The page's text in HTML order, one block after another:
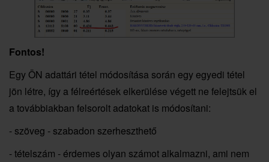
Fontos!
Egy ÖN adattári tétel módosítása során egy egyedi tétel
jön létre, így a félreértések elkerülése végett ne felejtsük el
a továbbiakban felsorolt adatokat is módosítani:
- szöveg - szabadon szerheszthető
- tételszám - érdemes olyan számot alkalmazni, ami nem